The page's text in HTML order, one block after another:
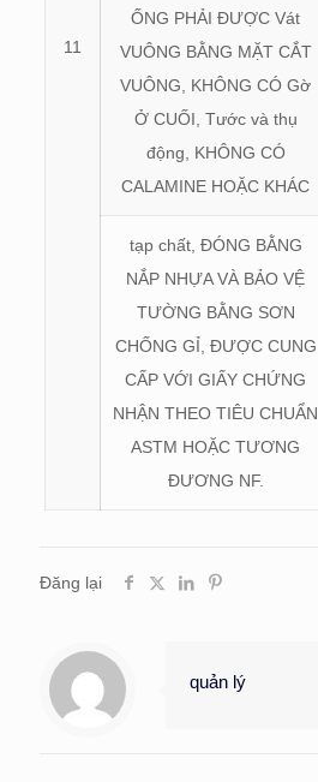
11
ỐNG PHẢI ĐƯỢC Vát
VUÔNG BẰNG MẶT CẮT
VUÔNG, KHÔNG CÓ Gờ
Ở CUỐI, Tước và thụ
động, KHÔNG CÓ
CALAMINE HOẶC KHÁC
tạp chất, ĐÓNG BẰNG
NẮP NHỰA VÀ BẢO VỆ
TƯỜNG BẰNG SƠN
CHỐNG GỈ, ĐƯỢC CUNG
CẤP VỚI GIẤY CHỨNG
NHẬN THEO TIÊU CHUẨN
ASTM HOẶC TƯƠNG
ĐƯƠNG NF.
Đăng lại
quản lý